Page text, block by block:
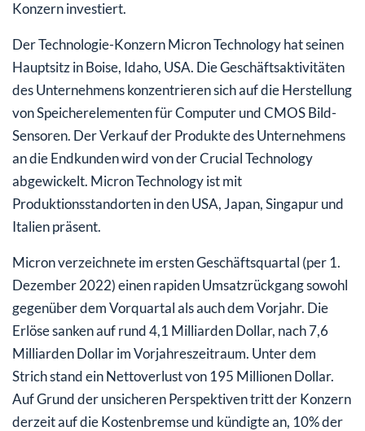
Konzern investiert.
Der Technologie-Konzern Micron Technology hat seinen
Hauptsitz in Boise, Idaho, USA. Die Geschäftsaktivitäten
des Unternehmens konzentrieren sich auf die Herstellung
von Speicherelementen für Computer und CMOS Bild-
Sensoren. Der Verkauf der Produkte des Unternehmens
an die Endkunden wird von der Crucial Technology
abgewickelt. Micron Technology ist mit
Produktionsstandorten in den USA, Japan, Singapur und
Italien präsent.
Micron verzeichnete im ersten Geschäftsquartal (per 1.
Dezember 2022) einen rapiden Umsatzrückgang sowohl
gegenüber dem Vorquartal als auch dem Vorjahr. Die
Erlöse sanken auf rund 4,1 Milliarden Dollar, nach 7,6
Milliarden Dollar im Vorjahreszeitraum. Unter dem
Strich stand ein Nettoverlust von 195 Millionen Dollar.
Auf Grund der unsicheren Perspektiven tritt der Konzern
derzeit auf die Kostenbremse und kündigte an, 10% der